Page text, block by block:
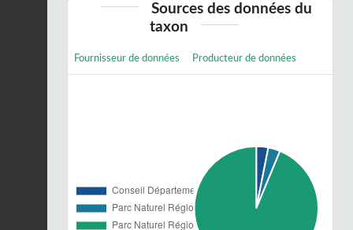
Sources des données du
taxon
Fournisseur de données Producteur de données